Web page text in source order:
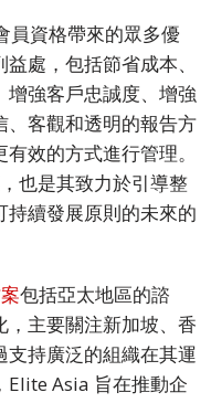
員資格帶來的眾多優
處，包括節省成本、
強客戶忠誠度、增強
、客觀和透明的報告方
效的方式進行管理。
也是其致力於引導整
續發展原則的未來的
包括亞太地區的諮
主要關注新加坡、香
持廣泛的組織在其運
Elite Asia 旨在推動企